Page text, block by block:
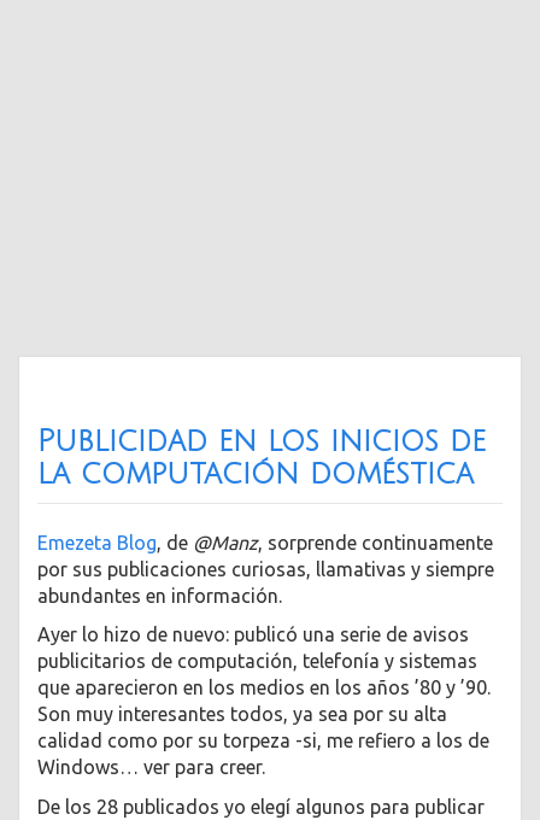
Publicidad en los inicios de
la computación doméstica
Emezeta Blog, de @Manz, sorprende continuamente
por sus publicaciones curiosas, llamativas y siempre
abundantes en información.
Ayer lo hizo de nuevo: publicó una serie de avisos
publicitarios de computación, telefonía y sistemas
que aparecieron en los medios en los años ’80 y ’90.
Son muy interesantes todos, ya sea por su alta
calidad como por su torpeza -si, me refiero a los de
Windows… ver para creer.
De los 28 publicados yo elegí algunos para publicar